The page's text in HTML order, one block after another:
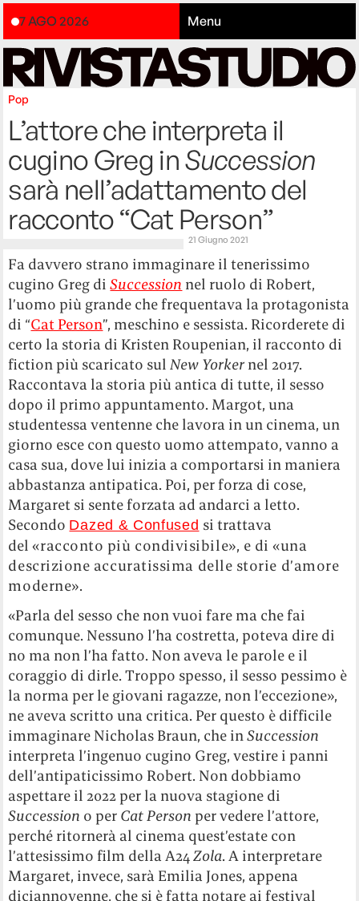
7 AGO 2026 Menu
Pop
L’attore che interpreta il
cugino Greg inSuccession
sarà nell’adattamento del
racconto “Cat Person”
21 Giugno 2021
Fa davvero strano immaginare il tenerissimo
cugino Greg diSuccession nel ruolo di Robert,
l’uomo più grande che frequentava la protagonista
di “Cat Person”, meschino e sessista. Ricorderete di
certo la storia di Kristen Roupenian, il racconto di
fiction più scaricato sulNew Yorker nel 2017.
Raccontava la storia più antica di tutte, il sesso
dopo il primo appuntamento. Margot, una
studentessa ventenne che lavora in un cinema, un
giorno esce con questo uomo attempato, vanno a
casa sua, dove lui inizia a comportarsi in maniera
abbastanza antipatica. Poi, per forza di cose,
Margaret si sente forzata ad andarci a letto.
Secondo Dazed & Confused si trattava
del«racconto più condivisibile», e di«una
descrizione accuratissima delle storie d’amore
moderne».
«Parla del sesso che non vuoi fare ma che fai
comunque. Nessuno l’ha costretta, poteva dire di
no ma non l’ha fatto. Non aveva le parole e il
coraggio di dirle. Troppo spesso, il sesso pessimo è
la norma per le giovani ragazze, non l’eccezione»,
ne aveva scritto una critica. Per questo è difficile
immaginare Nicholas Braun, che inSuccession
interpreta l’ingenuo cugino Greg, vestire i panni
dell’antipaticissimo Robert. Non dobbiamo
aspettare il 2022 per la nuova stagione di
Succession o per Cat Person per vedere l’attore,
perché ritornerà al cinema quest’estate con
l’attesissimo film della A24Zola. A interpretare
Margaret, invece, sarà Emilia Jones, appena
diciannovenne, che si è fatta notare ai festival